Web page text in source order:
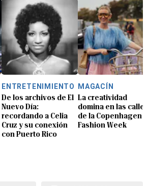
ENTRETENIMIENTO
De los archivos de El
Nuevo Día:
recordando a Celia
Cruz y su conexión
con Puerto Rico
MAGACÍN
La creatividad
domina en las calles
de la Copenhagen
Fashion Week